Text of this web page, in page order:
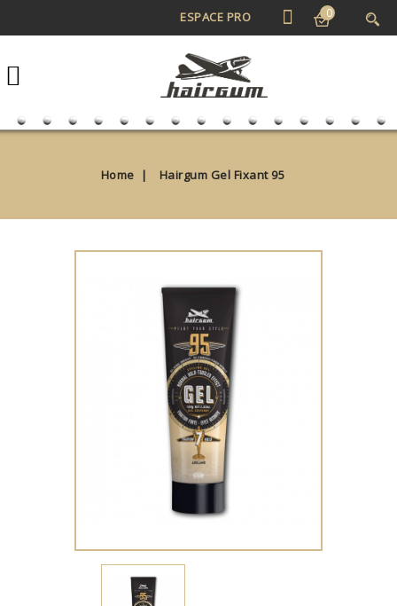
0
ESPACE PRO
Home Hairgum Gel Fixant 95